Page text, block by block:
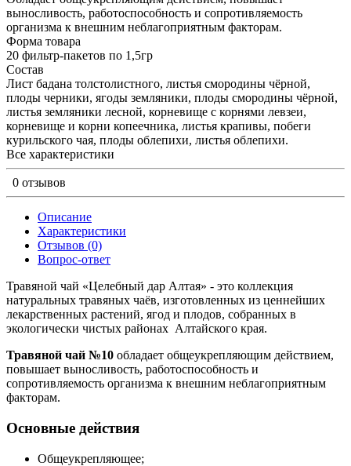
выносливость, работоспособность и сопротивляемость
организма к внешним неблагоприятным факторам.
Форма товара
20 фильтр-пакетов по 1,5гр
Состав
Лист бадана толстолистного, листья смородины чёрной,
плоды черники, ягоды земляники, плоды смородины чёрной,
листья земляники лесной, корневище с корнями левзеи,
корневище и корни копеечника, листья крапивы, побеги
курильского чая, плоды облепихи, листья облепихи.
Все характеристики
0 отзывов
Описание
Характеристики
Отзывов (0)
Вопрос-ответ
Травяной чай «Целебный дар Алтая» - это коллекция
натуральных травяных чаёв, изготовленных из ценнейших
лекарственных растений, ягод и плодов, собранных в
экологически чистых районах Алтайского края.
Травяной чай №10 обладает общеукрепляющим действием,
повышает выносливость, работоспособность и
сопротивляемость организма к внешним неблагоприятным
факторам.
Основные действия
Общеукрепляющее;